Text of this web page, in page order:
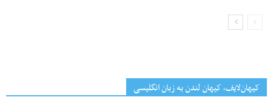
کیهان‌لایف، کیهان لندن به زبان انگلیسی